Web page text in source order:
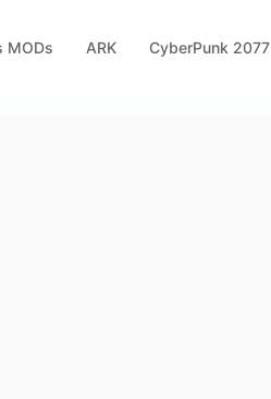
MODs ARK CyberPunk 2077